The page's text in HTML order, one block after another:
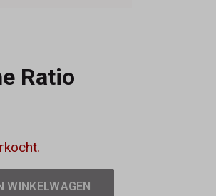
Ratio
WINKELWAGEN